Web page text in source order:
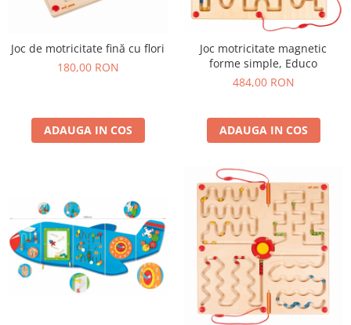
Vopsele
Biciclete si Triciclete
Biciclete Viking Challange
Camere Senzoriale
Amenajări camere senzoriale
Echipamente camere senzoriale
Oferte pentru Camere Senzoriale
Creativitate si indemanare
Joc de motricitate fină cu flori
180,00 RON
ADAUGA IN COS
Joc motricitate magnetic
forme simple, Educo
484,00 RON
ADAUGA IN COS